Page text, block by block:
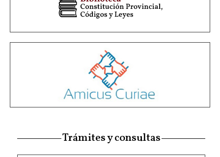
Trámites y consultas